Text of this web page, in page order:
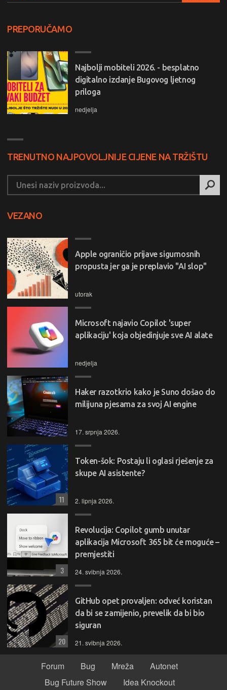
PREPORUČAMO
Najbolji mobiteli 2026. - besplatno
digitalno izdanje Bugovog ljetnog
priloga
nedjelja
TRENUTNO NAJPOVOLJNIJE CIJENE NA TRŽIŠTU
VEZANO
Apple ograničio prijave sigurnosnih
propusta jer ga je preplavio "AI slop"
utorak
Microsoft najavio Copilot 'super
aplikaciju' koja objedinjuje sve AI alate
nedjelja
Haker razotkrio kako je Suno došao do
milijuna pjesama za svoj AI engine
17. srpnja 2026.
Token-šok: Postaju li oglasi rješenje za
skupe AI asistente?
2. lipnja 2026.
11
Revolucija: Copilot gumb unutar
aplikacija Microsoft 365 bit će moguće –
premjestiti
24. svibnja 2026.
3
GitHub opet provaljen: odveć koristan
da bi se zamijenio, prevelik da bi bio
siguran
21. svibnja 2026.
20
Forum Bug Mreža
Autonet
Bug Future Show
Idea Knockout